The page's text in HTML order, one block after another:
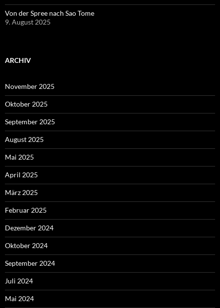
Von der Spree nach Sao Tome
9. August 2025
ARCHIV
November 2025
Oktober 2025
September 2025
August 2025
Mai 2025
April 2025
März 2025
Februar 2025
Dezember 2024
Oktober 2024
September 2024
Juli 2024
Mai 2024